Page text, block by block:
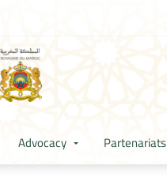
Advocacy Partenariats